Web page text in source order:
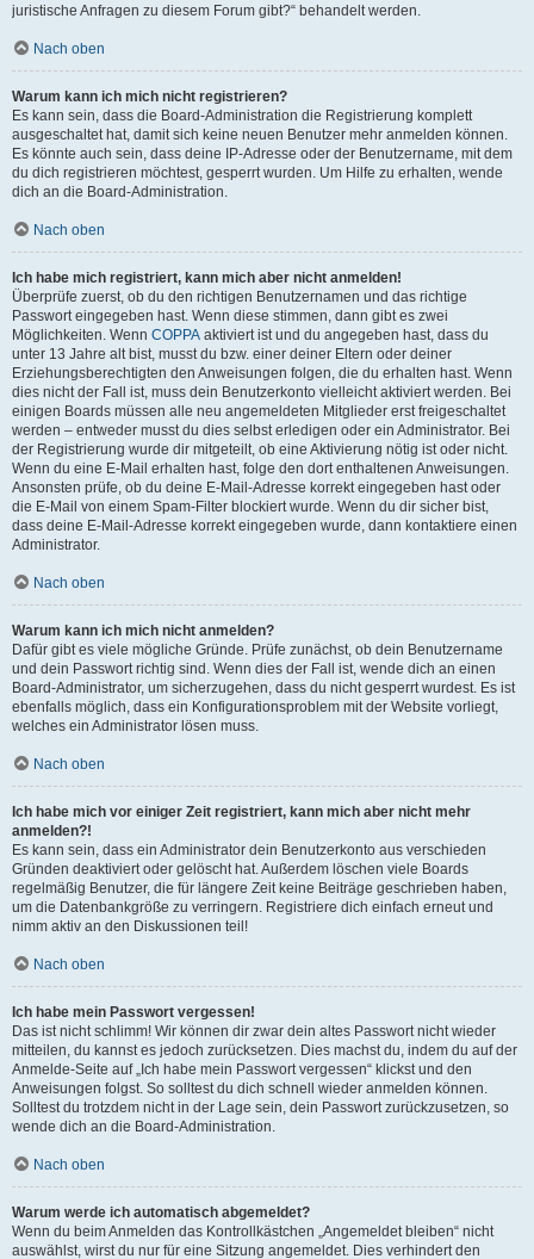
juristische Anfragen zu diesem Forum gibt?“ behandelt werden.
Nach oben
Warum kann ich mich nicht registrieren?
Es kann sein, dass die Board-Administration die Registrierung komplett
ausgeschaltet hat, damit sich keine neuen Benutzer mehr anmelden können.
Es könnte auch sein, dass deine IP-Adresse oder der Benutzername, mit dem
du dich registrieren möchtest, gesperrt wurden. Um Hilfe zu erhalten, wende
dich an die Board-Administration.
Nach oben
Ich habe mich registriert, kann mich aber nicht anmelden!
Überprüfe zuerst, ob du den richtigen Benutzernamen und das richtige
Passwort eingegeben hast. Wenn diese stimmen, dann gibt es zwei
Möglichkeiten. Wenn COPPA aktiviert ist und du angegeben hast, dass du
unter 13 Jahre alt bist, musst du bzw. einer deiner Eltern oder deiner
Erziehungsberechtigten den Anweisungen folgen, die du erhalten hast. Wenn
dies nicht der Fall ist, muss dein Benutzerkonto vielleicht aktiviert werden. Bei
einigen Boards müssen alle neu angemeldeten Mitglieder erst freigeschaltet
werden – entweder musst du dies selbst erledigen oder ein Administrator. Bei
der Registrierung wurde dir mitgeteilt, ob eine Aktivierung nötig ist oder nicht.
Wenn du eine E-Mail erhalten hast, folge den dort enthaltenen Anweisungen.
Ansonsten prüfe, ob du deine E-Mail-Adresse korrekt eingegeben hast oder
die E-Mail von einem Spam-Filter blockiert wurde. Wenn du dir sicher bist,
dass deine E-Mail-Adresse korrekt eingegeben wurde, dann kontaktiere einen
Administrator.
Nach oben
Warum kann ich mich nicht anmelden?
Dafür gibt es viele mögliche Gründe. Prüfe zunächst, ob dein Benutzername
und dein Passwort richtig sind. Wenn dies der Fall ist, wende dich an einen
Board-Administrator, um sicherzugehen, dass du nicht gesperrt wurdest. Es ist
ebenfalls möglich, dass ein Konfigurationsproblem mit der Website vorliegt,
welches ein Administrator lösen muss.
Nach oben
Ich habe mich vor einiger Zeit registriert, kann mich aber nicht mehr
anmelden?!
Es kann sein, dass ein Administrator dein Benutzerkonto aus verschieden
Gründen deaktiviert oder gelöscht hat. Außerdem löschen viele Boards
regelmäßig Benutzer, die für längere Zeit keine Beiträge geschrieben haben,
um die Datenbankgröße zu verringern. Registriere dich einfach erneut und
nimm aktiv an den Diskussionen teil!
Nach oben
Ich habe mein Passwort vergessen!
Das ist nicht schlimm! Wir können dir zwar dein altes Passwort nicht wieder
mitteilen, du kannst es jedoch zurücksetzen. Dies machst du, indem du auf der
Anmelde-Seite auf „Ich habe mein Passwort vergessen“ klickst und den
Anweisungen folgst. So solltest du dich schnell wieder anmelden können.
Solltest du trotzdem nicht in der Lage sein, dein Passwort zurückzusetzen, so
wende dich an die Board-Administration.
Nach oben
Warum werde ich automatisch abgemeldet?
Wenn du beim Anmelden das Kontrollkästchen „Angemeldet bleiben“ nicht
auswählst, wirst du nur für eine Sitzung angemeldet. Dies verhindert den